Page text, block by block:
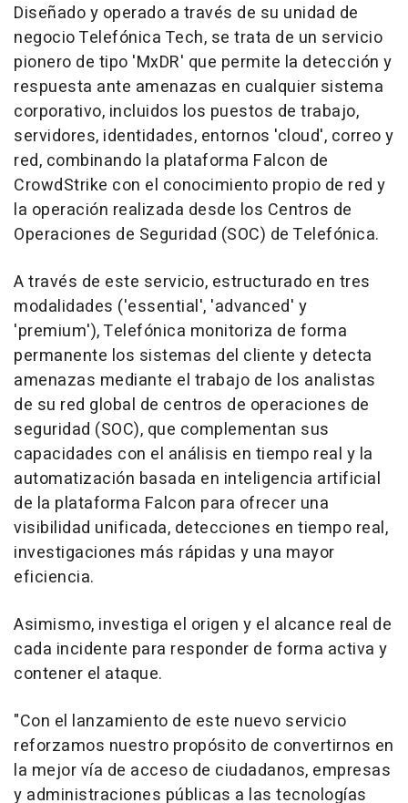
Diseñado y operado a través de su unidad de
negocio Telefónica Tech, se trata de un servicio
pionero de tipo 'MxDR' que permite la detección y
respuesta ante amenazas en cualquier sistema
corporativo, incluidos los puestos de trabajo,
servidores, identidades, entornos 'cloud', correo y
red, combinando la plataforma Falcon de
CrowdStrike con el conocimiento propio de red y
la operación realizada desde los Centros de
Operaciones de Seguridad (SOC) de Telefónica.
A través de este servicio, estructurado en tres
modalidades ('essential', 'advanced' y
'premium'), Telefónica monitoriza de forma
permanente los sistemas del cliente y detecta
amenazas mediante el trabajo de los analistas
de su red global de centros de operaciones de
seguridad (SOC), que complementan sus
capacidades con el análisis en tiempo real y la
automatización basada en inteligencia artificial
de la plataforma Falcon para ofrecer una
visibilidad unificada, detecciones en tiempo real,
investigaciones más rápidas y una mayor
eficiencia.
Asimismo, investiga el origen y el alcance real de
cada incidente para responder de forma activa y
contener el ataque.
"Con el lanzamiento de este nuevo servicio
reforzamos nuestro propósito de convertirnos en
la mejor vía de acceso de ciudadanos, empresas
y administraciones públicas a las tecnologías